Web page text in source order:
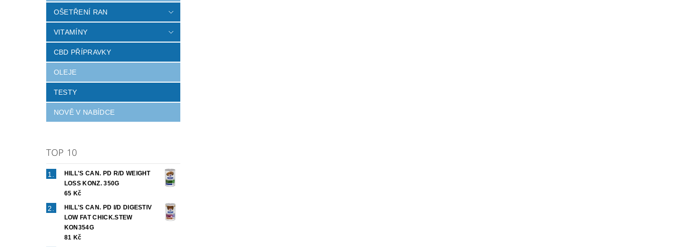
OŠETŘENÍ RAN
VITAMÍNY
CBD PŘÍPRAVKY
OLEJE
TESTY
NOVĚ V NABÍDCE
TOP 10
HILL'S CAN. PD R/D WEIGHT
LOSS KONZ. 350G
65 Kč
HILL'S CAN. PD I/D DIGESTIV
LOW FAT CHICK.STEW
KON354G
81 Kč